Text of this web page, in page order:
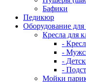
Бафики
Педикюр
Оборудование для
Кресла для
-
-
-
-
Мойки